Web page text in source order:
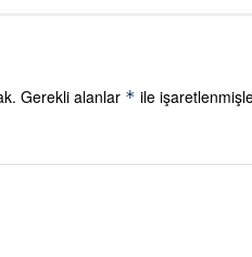
Gerekli alanlar * ile